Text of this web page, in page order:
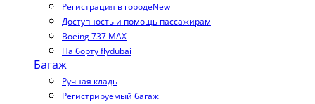
Регистрация в городеNew
Доступность и помощь пассажирам
Boeing 737 MAX
На борту flydubai
Багаж
Ручная кладь
Регистрируемый багаж